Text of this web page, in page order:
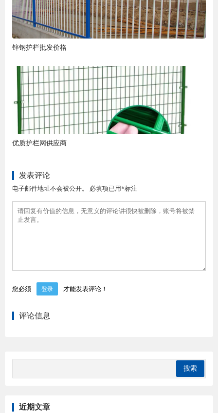
锌钢护栏批发价格
优质护栏网供应商
发表评论
电子邮件地址不会被公开。 必填项已用*标注
您必须 登录 才能发表评论！
评论信息
近期文章